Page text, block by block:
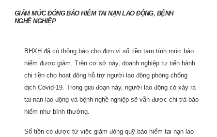
GIẢM MỨC ĐÓNG BẢO HIỂM TAI NẠN LAO ĐỘNG, BỆNH
NGHỀ NGHIỆP
BHXH đã có thông báo cho đơn vị số tiền tạm tính mức bảo
hiểm được giảm. Trên cơ sở này, doanh nghiệp tự tiến hành
chi tiền cho hoạt động hỗ trợ người lao động phòng chống
dịch Covid-19. Trong giai đoạn này, người lao động có xảy ra
tai nạn lao động và bệnh nghề nghiệp sẽ vẫn được chi trả bảo
hiểm như bình thường.
Số tiền có được từ việc giảm đóng quỹ bảo hiểm tai nạn lao